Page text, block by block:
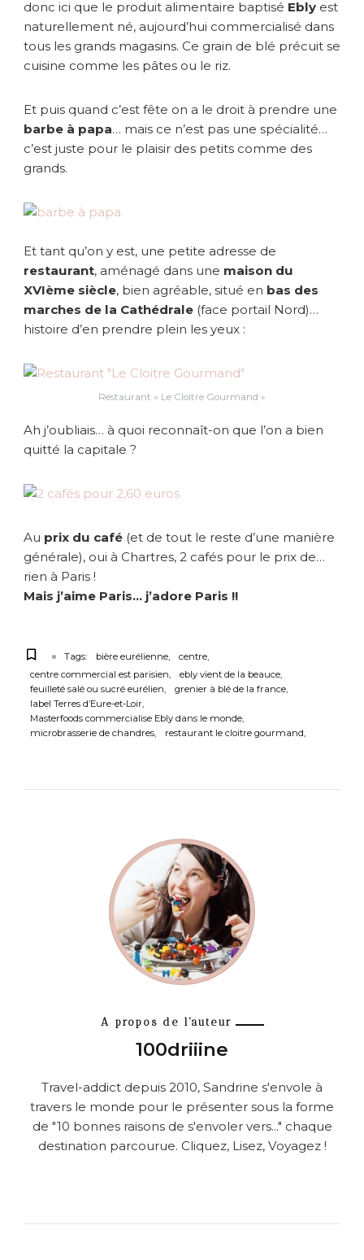
donc ici que le produit alimentaire baptisé Ebly est
naturellement né, aujourd’hui commercialisé dans
tous les grands magasins. Ce grain de blé précuit se
cuisine comme les pâtes ou le riz.
Et puis quand c’est fête on a le droit à prendre une
barbe à papa… mais ce n’est pas une spécialité…
c’est juste pour le plaisir des petits comme des
grands.
Et tant qu’on y est, une petite adresse de
restaurant, aménagé dans une maison du
XVIème siècle, bien agréable, situé en bas des
marches de la Cathédrale (face portail Nord)…
histoire d’en prendre plein les yeux :
Restaurant « Le Cloitre Gourmand »
Ah j’oubliais… à quoi reconnaît-on que l’on a bien
quitté la capitale ?
Au prix du café (et de tout le reste d’une manière
générale), oui à Chartres, 2 cafés pour le prix de…
rien à Paris !
Mais j’aime Paris… j’adore Paris !!
Tags: bière eurélienne
centre
centre commercial est parisien
ebly vient de la beauce
feuilleté salé ou sucré eurélien
grenier à blé de la france
label Terres d’Eure-et-Loir
Masterfoods commercialise Ebly dans le monde
microbrasserie de chandres
restaurant le cloitre gourmand
A propos de l'auteur
100driiine
Travel-addict depuis 2010, Sandrine s'envole à
travers le monde pour le présenter sous la forme
de "10 bonnes raisons de s'envoler vers..." chaque
destination parcourue. Cliquez, Lisez, Voyagez !